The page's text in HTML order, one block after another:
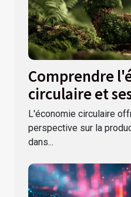
Comprendre
circulaire et
pour les
L'économie circulaire
perspective sur la
dans...